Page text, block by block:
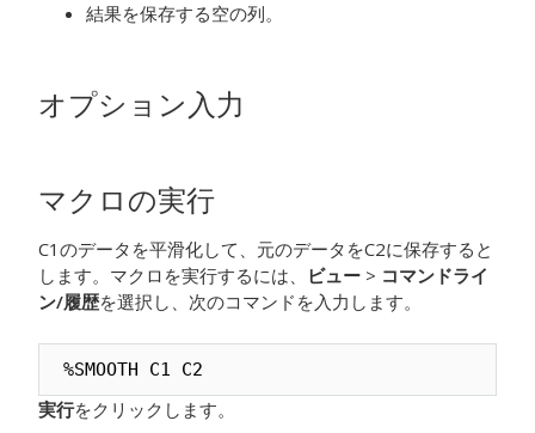
結果を保存する空の列。
オプション入力
マクロの実行
C1のデータを平滑化して、元のデータをC2に保存すると
します。マクロを実行するには、 ビュー > コマンドライ
ン/履歴を選択し、次のコマンドを入力します。
%SMOOTH C1 C2
実行をクリックします。